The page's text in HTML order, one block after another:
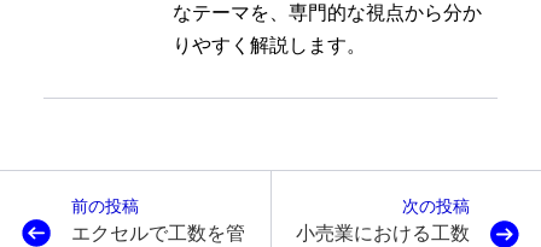
なテーマを、専門的な視点から分か
りやすく解説します。
前の投稿
エクセルで工数を管
次の投稿
小売業における工数